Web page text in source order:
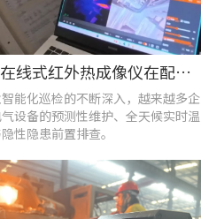
优利德在线式红外热成像仪在配电柜运维中的实测应用(系列篇)
能化巡检的不断深入，越来越多企
设备的预测性维护、全天候实时温
性隐患前置排查。